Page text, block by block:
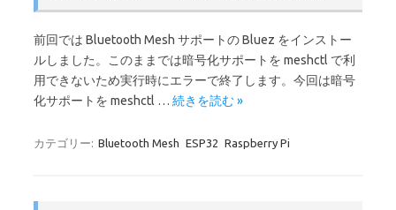
前回では Bluetooth Mesh サポートの Bluez をインストー
ルしました。このままでは暗号化サポートを meshctl で利
用できないため実行時にエラーで終了します。今回は暗号
化サポートを meshctl … 続きを読む »
カテゴリー: Bluetooth Mesh ESP32 Raspberry Pi